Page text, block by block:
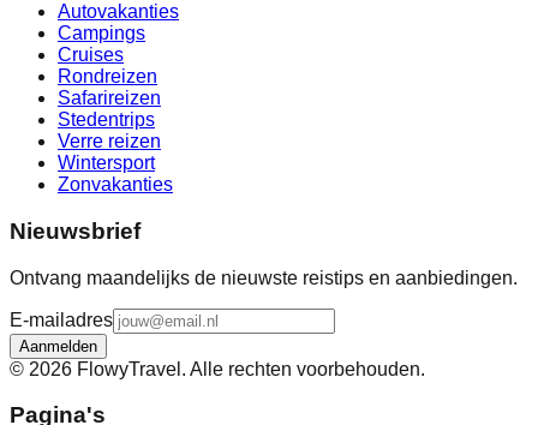
Autovakanties
Campings
Cruises
Rondreizen
Safarireizen
Stedentrips
Verre reizen
Wintersport
Zonvakanties
Nieuwsbrief
Ontvang maandelijks de nieuwste reistips en aanbiedingen.
E-mailadres
Aanmelden
© 2026 FlowyTravel. Alle rechten voorbehouden.
Pagina's